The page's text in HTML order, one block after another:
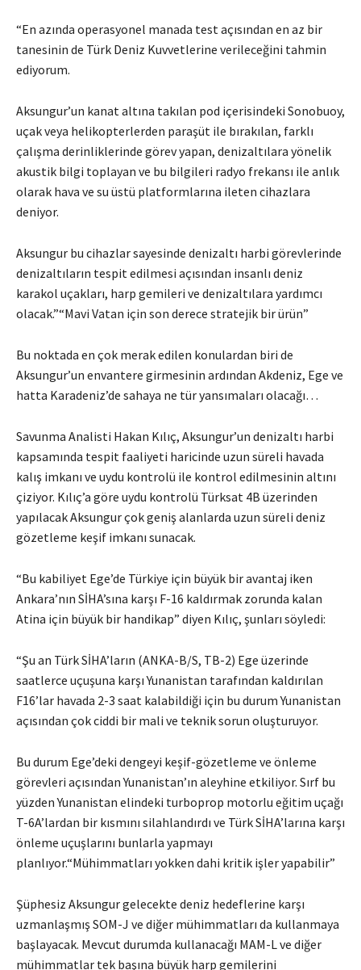
“En azında operasyonel manada test açısından en az bir
tanesinin de Türk Deniz Kuvvetlerine verileceğini tahmin
ediyorum.
Aksungur’un kanat altına takılan pod içerisindeki Sonobuoy,
uçak veya helikopterlerden paraşüt ile bırakılan, farklı
çalışma derinliklerinde görev yapan, denizaltılara yönelik
akustik bilgi toplayan ve bu bilgileri radyo frekansı ile anlık
olarak hava ve su üstü platformlarına ileten cihazlara
deniyor.
Aksungur bu cihazlar sayesinde denizaltı harbi görevlerinde
denizaltıların tespit edilmesi açısından insanlı deniz
karakol uçakları, harp gemileri ve denizaltılara yardımcı
olacak.”“Mavi Vatan için son derece stratejik bir ürün”
Bu noktada en çok merak edilen konulardan biri de
Aksungur’un envantere girmesinin ardından Akdeniz, Ege ve
hatta Karadeniz’de sahaya ne tür yansımaları olacağı…
Savunma Analisti Hakan Kılıç, Aksungur’un denizaltı harbi
kapsamında tespit faaliyeti haricinde uzun süreli havada
kalış imkanı ve uydu kontrolü ile kontrol edilmesinin altını
çiziyor. Kılıç’a göre uydu kontrolü Türksat 4B üzerinden
yapılacak Aksungur çok geniş alanlarda uzun süreli deniz
gözetleme keşif imkanı sunacak.
“Bu kabiliyet Ege’de Türkiye için büyük bir avantaj iken
Ankara’nın SİHA’sına karşı F-16 kaldırmak zorunda kalan
Atina için büyük bir handikap” diyen Kılıç, şunları söyledi:
“Şu an Türk SİHA’ların (ANKA-B/S, TB-2) Ege üzerinde
saatlerce uçuşuna karşı Yunanistan tarafından kaldırılan
F16’lar havada 2-3 saat kalabildiği için bu durum Yunanistan
açısından çok ciddi bir mali ve teknik sorun oluşturuyor.
Bu durum Ege’deki dengeyi keşif-gözetleme ve önleme
görevleri açısından Yunanistan’ın aleyhine etkiliyor. Sırf bu
yüzden Yunanistan elindeki turboprop motorlu eğitim uçağı
T-6A’lardan bir kısmını silahlandırdı ve Türk SİHA’larına karşı
önleme uçuşlarını bunlarla yapmayı
planlıyor.“Mühimmatları yokken dahi kritik işler yapabilir”
Şüphesiz Aksungur gelecekte deniz hedeflerine karşı
uzmanlaşmış SOM-J ve diğer mühimmatları da kullanmaya
başlayacak. Mevcut durumda kullanacağı MAM-L ve diğer
mühimmatlar tek başına büyük harp gemilerini